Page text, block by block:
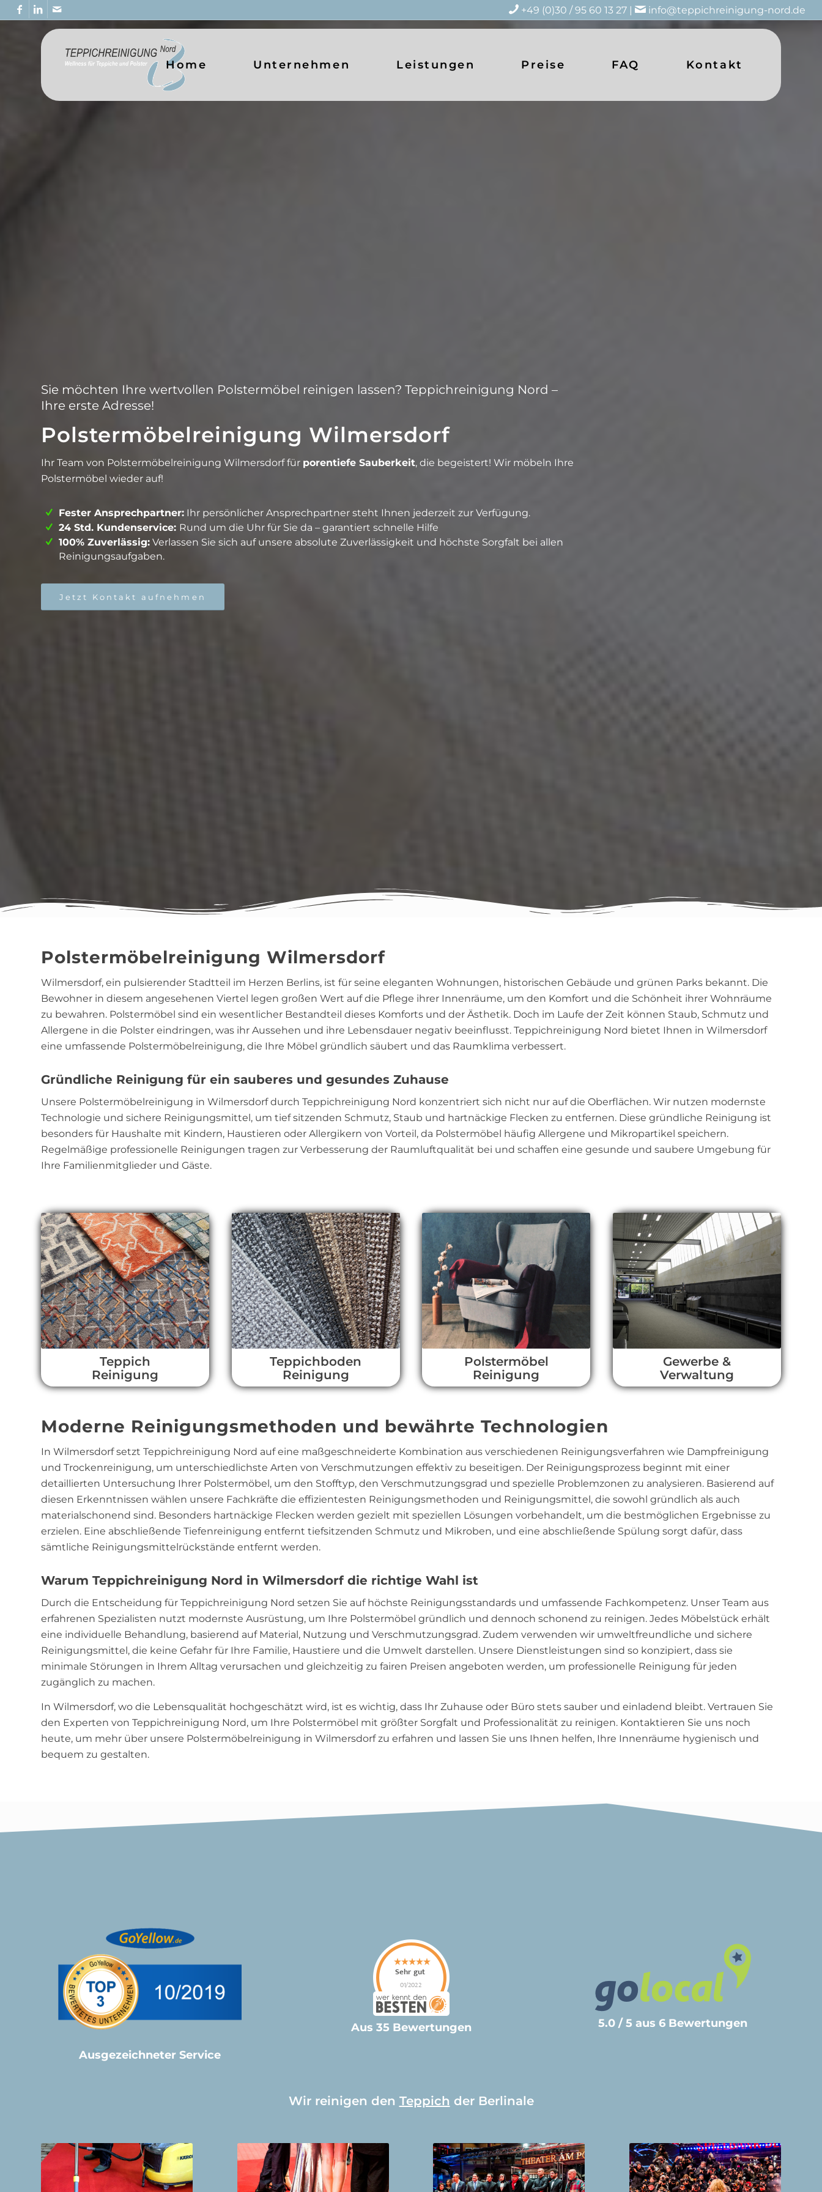
+49 (0)30 / 95 60 13 27 | info@teppichreinigung-nord.de
Home Unternehmen Leistungen Preise FAQ Kontakt
Sie möchten Ihre wertvollen Polstermöbel reinigen lassen? Teppichreinigung Nord –
Ihre erste Adresse!
Polstermöbelreinigung Wilmersdorf
Ihr Team von Polstermöbelreinigung Wilmersdorf für porentiefe Sauberkeit, die begeistert! Wir möbeln Ihre
Polstermöbel wieder auf!
Fester Ansprechpartner: Ihr persönlicher Ansprechpartner steht Ihnen jederzeit zur Verfügung.
24 Std. Kundenservice: Rund um die Uhr für Sie da – garantiert schnelle Hilfe
100% Zuverlässig: Verlassen Sie sich auf unsere absolute Zuverlässigkeit und höchste Sorgfalt bei allen
Reinigungsaufgaben.
Jetzt Kontakt aufnehmen
Polstermöbelreinigung Wilmersdorf
Wilmersdorf, ein pulsierender Stadtteil im Herzen Berlins, ist für seine eleganten Wohnungen, historischen Gebäude und grünen Parks bekannt. Die
Bewohner in diesem angesehenen Viertel legen großen Wert auf die Pflege ihrer Innenräume, um den Komfort und die Schönheit ihrer Wohnräume
zu bewahren. Polstermöbel sind ein wesentlicher Bestandteil dieses Komforts und der Ästhetik. Doch im Laufe der Zeit können Staub, Schmutz und
Allergene in die Polster eindringen, was ihr Aussehen und ihre Lebensdauer negativ beeinflusst. Teppichreinigung Nord bietet Ihnen in Wilmersdorf
eine umfassende Polstermöbelreinigung, die Ihre Möbel gründlich säubert und das Raumklima verbessert.
Gründliche Reinigung für ein sauberes und gesundes Zuhause
Unsere Polstermöbelreinigung in Wilmersdorf durch Teppichreinigung Nord konzentriert sich nicht nur auf die Oberflächen. Wir nutzen modernste
Technologie und sichere Reinigungsmittel, um tief sitzenden Schmutz, Staub und hartnäckige Flecken zu entfernen. Diese gründliche Reinigung ist
besonders für Haushalte mit Kindern, Haustieren oder Allergikern von Vorteil, da Polstermöbel häufig Allergene und Mikropartikel speichern.
Regelmäßige professionelle Reinigungen tragen zur Verbesserung der Raumluftqualität bei und schaffen eine gesunde und saubere Umgebung für
Ihre Familienmitglieder und Gäste.
Teppich
Reinigung
Teppichboden
Reinigung
Polstermöbel
Reinigung
Gewerbe &
Verwaltung
Moderne Reinigungsmethoden und bewährte Technologien
In Wilmersdorf setzt Teppichreinigung Nord auf eine maßgeschneiderte Kombination aus verschiedenen Reinigungsverfahren wie Dampfreinigung
und Trockenreinigung, um unterschiedlichste Arten von Verschmutzungen effektiv zu beseitigen. Der Reinigungsprozess beginnt mit einer
detaillierten Untersuchung Ihrer Polstermöbel, um den Stofftyp, den Verschmutzungsgrad und spezielle Problemzonen zu analysieren. Basierend auf
diesen Erkenntnissen wählen unsere Fachkräfte die effizientesten Reinigungsmethoden und Reinigungsmittel, die sowohl gründlich als auch
materialschonend sind. Besonders hartnäckige Flecken werden gezielt mit speziellen Lösungen vorbehandelt, um die bestmöglichen Ergebnisse zu
erzielen. Eine abschließende Tiefenreinigung entfernt tiefsitzenden Schmutz und Mikroben, und eine abschließende Spülung sorgt dafür, dass
sämtliche Reinigungsmittelrückstände entfernt werden.
Warum Teppichreinigung Nord in Wilmersdorf die richtige Wahl ist
Durch die Entscheidung für Teppichreinigung Nord setzen Sie auf höchste Reinigungsstandards und umfassende Fachkompetenz. Unser Team aus
erfahrenen Spezialisten nutzt modernste Ausrüstung, um Ihre Polstermöbel gründlich und dennoch schonend zu reinigen. Jedes Möbelstück erhält
eine individuelle Behandlung, basierend auf Material, Nutzung und Verschmutzungsgrad. Zudem verwenden wir umweltfreundliche und sichere
Reinigungsmittel, die keine Gefahr für Ihre Familie, Haustiere und die Umwelt darstellen. Unsere Dienstleistungen sind so konzipiert, dass sie
minimale Störungen in Ihrem Alltag verursachen und gleichzeitig zu fairen Preisen angeboten werden, um professionelle Reinigung für jeden
zugänglich zu machen.
In Wilmersdorf, wo die Lebensqualität hochgeschätzt wird, ist es wichtig, dass Ihr Zuhause oder Büro stets sauber und einladend bleibt. Vertrauen Sie
den Experten von Teppichreinigung Nord, um Ihre Polstermöbel mit größter Sorgfalt und Professionalität zu reinigen. Kontaktieren Sie uns noch
heute, um mehr über unsere Polstermöbelreinigung in Wilmersdorf zu erfahren und lassen Sie uns Ihnen helfen, Ihre Innenräume hygienisch und
bequem zu gestalten.
Ausgezeichneter Service
Aus 35 Bewertungen 5.0 / 5 aus 6 Bewertungen
Wir reinigen den Teppich der Berlinale